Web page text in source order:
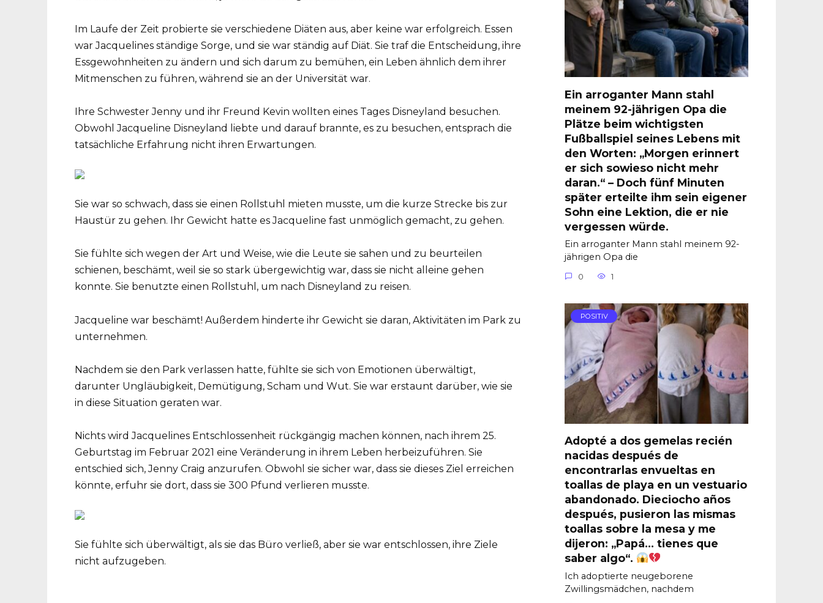
Im Laufe der Zeit probierte sie verschiedene Diäten aus, aber keine war erfolgreich. Essen
war Jacquelines ständige Sorge, und sie war ständig auf Diät. Sie traf die Entscheidung, ihre
Essgewohnheiten zu ändern und sich darum zu bemühen, ein Leben ähnlich dem ihrer
Mitmenschen zu führen, während sie an der Universität war.
Ihre Schwester Jenny und ihr Freund Kevin wollten eines Tages Disneyland besuchen.
Obwohl Jacqueline Disneyland liebte und darauf brannte, es zu besuchen, entsprach die
tatsächliche Erfahrung nicht ihren Erwartungen.
Sie war so schwach, dass sie einen Rollstuhl mieten musste, um die kurze Strecke bis zur
Haustür zu gehen. Ihr Gewicht hatte es Jacqueline fast unmöglich gemacht, zu gehen.
Sie fühlte sich wegen der Art und Weise, wie die Leute sie sahen und zu beurteilen
schienen, beschämt, weil sie so stark übergewichtig war, dass sie nicht alleine gehen
konnte. Sie benutzte einen Rollstuhl, um nach Disneyland zu reisen.
Jacqueline war beschämt! Außerdem hinderte ihr Gewicht sie daran, Aktivitäten im Park zu
unternehmen.
Nachdem sie den Park verlassen hatte, fühlte sie sich von Emotionen überwältigt,
darunter Ungläubigkeit, Demütigung, Scham und Wut. Sie war erstaunt darüber, wie sie
in diese Situation geraten war.
Nichts wird Jacquelines Entschlossenheit rückgängig machen können, nach ihrem 25.
Geburtstag im Februar 2021 eine Veränderung in ihrem Leben herbeizuführen. Sie
entschied sich, Jenny Craig anzurufen. Obwohl sie sicher war, dass sie dieses Ziel erreichen
könnte, erfuhr sie dort, dass sie 300 Pfund verlieren musste.
Sie fühlte sich überwältigt, als sie das Büro verließ, aber sie war entschlossen, ihre Ziele
nicht aufzugeben.
Ein arroganter Mann stahl
meinem 92-jährigen Opa die
Plätze beim wichtigsten
Fußballspiel seines Lebens mit
den Worten: „Morgen erinnert
er sich sowieso nicht mehr
daran.“ – Doch fünf Minuten
später erteilte ihm sein eigener
Sohn eine Lektion, die er nie
vergessen würde.
Ein arroganter Mann stahl meinem 92-
jährigen Opa die
0 1
POSITIV
Adopté a dos gemelas recién
nacidas después de
encontrarlas envueltas en
toallas de playa en un vestuario
abandonado. Dieciocho años
después, pusieron las mismas
toallas sobre la mesa y me
dijeron: „Papá… tienes que
saber algo“.
Ich adoptierte neugeborene
Zwillingsmädchen, nachdem